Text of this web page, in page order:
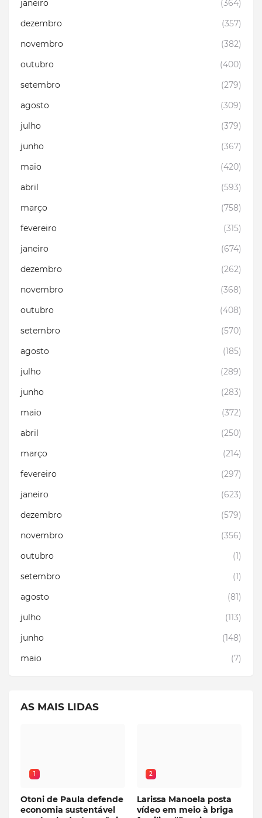
janeiro
(364)
dezembro
(357)
novembro
(382)
outubro
(400)
setembro
(279)
agosto
(309)
julho
(379)
junho
(367)
maio
(420)
abril
(593)
março
(758)
fevereiro
(315)
janeiro
(674)
dezembro
(262)
novembro
(368)
outubro
(408)
setembro
(570)
agosto
(185)
julho
(289)
junho
(283)
maio
(372)
abril
(250)
março
(214)
fevereiro
(297)
janeiro
(623)
dezembro
(579)
novembro
(356)
outubro
(1)
setembro
(1)
agosto
(81)
julho
(113)
junho
(148)
maio
(7)
AS MAIS LIDAS
1
Otoni de Paula defende
economia sustentável
2
Larissa Manoela posta
vídeo em meio à briga